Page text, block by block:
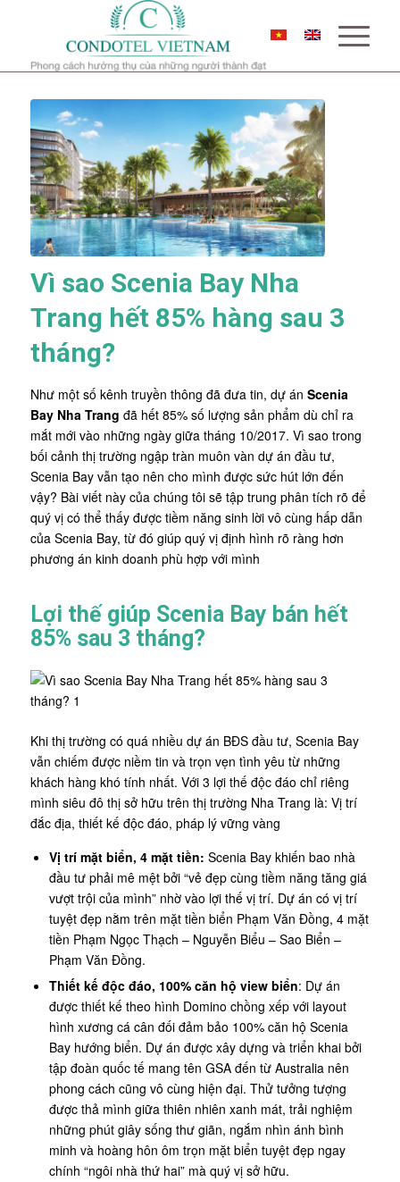
Vì sao Scenia Bay Nha
Trang hết 85% hàng sau 3
tháng?
Như một số kênh truyền thông đã đưa tin, dự án Scenia
Bay Nha Trang đã hết 85% số lượng sản phẩm dù chỉ ra
mắt mới vào những ngày giữa tháng 10/2017. Vì sao trong
bối cảnh thị trường ngập tràn muôn vàn dự án đầu tư,
Scenia Bay vẫn tạo nên cho mình được sức hút lớn đến
vậy? Bài viết này của chúng tôi sẽ tập trung phân tích rõ để
quý vị có thể thấy được tiềm năng sinh lời vô cùng hấp dẫn
của Scenia Bay, từ đó giúp quý vị định hình rõ ràng hơn
phương án kinh doanh phù hợp với mình
Lợi thế giúp Scenia Bay bán hết
85% sau 3 tháng?
Khi thị trường có quá nhiều dự án BĐS đầu tư, Scenia Bay
vẫn chiếm được niềm tin và trọn vẹn tình yêu từ những
khách hàng khó tính nhất. Với 3 lợi thế độc đáo chỉ riêng
mình siêu đô thị sở hữu trên thị trường Nha Trang là: Vị trí
đắc địa, thiết kế độc đáo, pháp lý vững vàng
Vị trí mặt biển, 4 mặt tiền: Scenia Bay khiến bao nhà
đầu tư phải mê mệt bởi “vẻ đẹp cùng tiềm năng tăng giá
vượt trội của mình” nhờ vào lợi thế vị trí. Dự án có vị trí
tuyệt đẹp nằm trên mặt tiền biển Phạm Văn Đồng, 4 mặt
tiền Phạm Ngọc Thạch – Nguyễn Biểu – Sao Biển –
Phạm Văn Đồng.
Thiết kế độc đáo, 100% căn hộ view biển: Dự án
được thiết kế theo hình Domino chồng xếp với layout
hình xương cá cân đối đảm bảo 100% căn hộ Scenia
Bay hướng biển. Dự án được xây dựng và triển khai bởi
tập đoàn quốc tế mang tên GSA đến từ Australia nên
phong cách cũng vô cùng hiện đại. Thử tưởng tượng
được thả mình giữa thiên nhiên xanh mát, trải nghiệm
những phút giây sống thư giãn, ngắm nhìn ánh bình
minh và hoàng hôn ôm trọn mặt biển tuyệt đẹp ngay
chính “ngôi nhà thứ hai” mà quý vị sở hữu.